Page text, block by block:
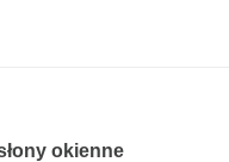
okienne